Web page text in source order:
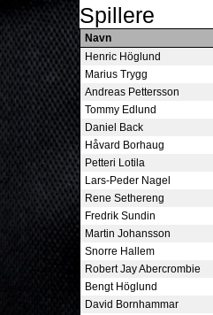
Spillere
Navn
Henric Höglund
Marius Trygg
Andreas Pettersson
Tommy Edlund
Daniel Back
Håvard Borhaug
Petteri Lotila
Lars-Peder Nagel
Rene Sethereng
Fredrik Sundin
Martin Johansson
Snorre Hallem
Robert Jay Abercrombie
Bengt Höglund
David Bornhammar